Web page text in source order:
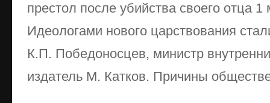
престол после убийства своего отца 1
Идеологами нового царствования
К.П. Победоносцев, министр
издатель М. Катков. Причины